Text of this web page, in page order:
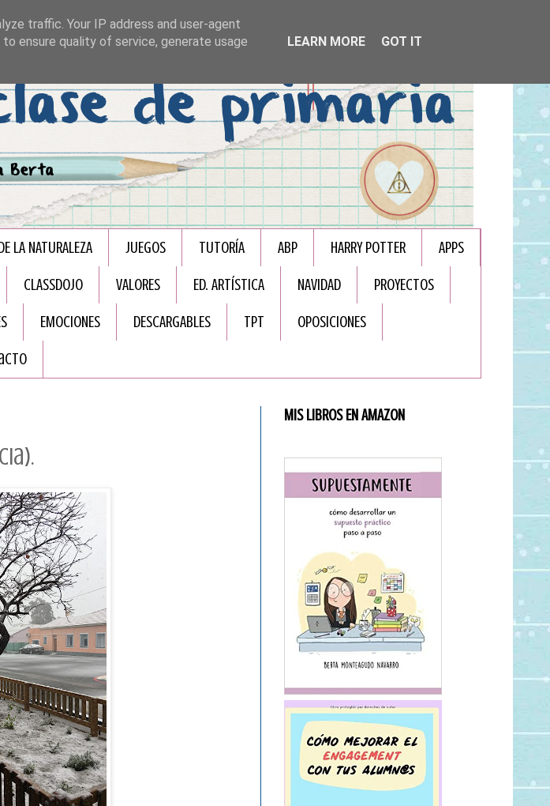
LA NATURALEZA JUEGOS TUTORÍA ABP HARRY POTTER APPS
CLASSDOJO VALORES ED. ARTÍSTICA NAVIDAD PROYECTOS
EMOCIONES DESCARGABLES TPT OPOSICIONES
MIS LIBROS EN AMAZON
traffic. Your IP address and user-agent
ensure quality of service, generate usage
LEARN MORE GOT IT